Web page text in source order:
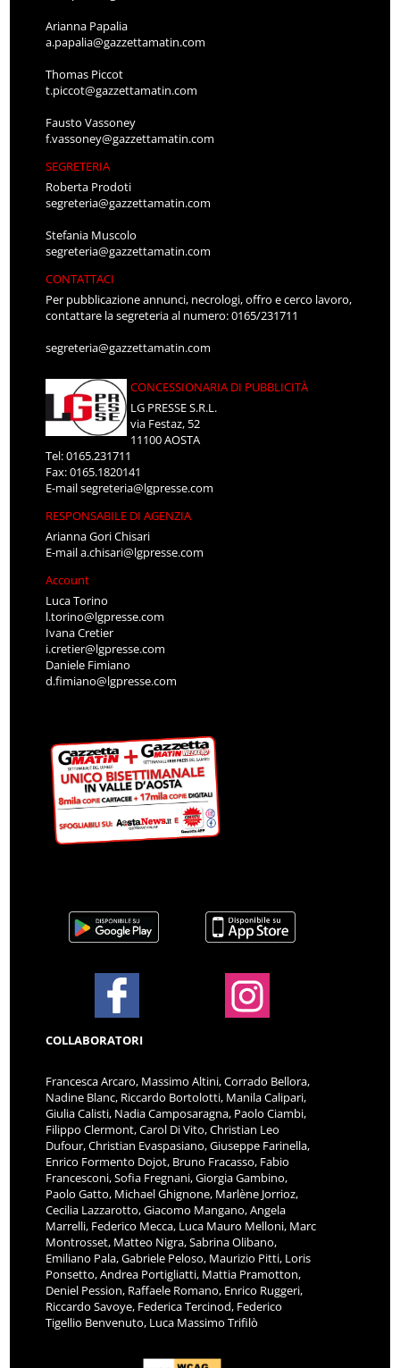
Arianna Papalia
a.papalia@gazzettamatin.com
Thomas Piccot
t.piccot@gazzettamatin.com
Fausto Vassoney
f.vassoney@gazzettamatin.com
SEGRETERIA
Roberta Prodoti
segreteria@gazzettamatin.com
Stefania Muscolo
segreteria@gazzettamatin.com
CONTATTACI
Per pubblicazione annunci, necrologi, offro e cerco lavoro,
contattare la segreteria al numero: 0165/231711
segreteria@gazzettamatin.com
CONCESSIONARIA DI PUBBLICITÀ
LG PRESSE S.R.L.
via Festaz, 52
11100 AOSTA
Tel: 0165.231711
Fax: 0165.1820141
E-mailsegreteria@lgpresse.com
RESPONSABILE DI AGENZIA
Arianna Gori Chisari
E-maila.chisari@lgpresse.com
Account
Luca Torino
l.torino@lgpresse.com
Ivana Cretier
i.cretier@lgpresse.com
Daniele Fimiano
d.fimiano@lgpresse.com
COLLABORATORI
Francesca Arcaro, Massimo Altini, Corrado Bellora,
Nadine Blanc, Riccardo Bortolotti, Manila Calipari,
Giulia Calisti, Nadia Camposaragna, Paolo Ciambi,
Filippo Clermont, Carol Di Vito, Christian Leo
Dufour, Christian Evaspasiano, Giuseppe Farinella,
Enrico Formento Dojot, Bruno Fracasso, Fabio
Francesconi, Sofia Fregnani, Giorgia Gambino,
Paolo Gatto, Michael Ghignone, Marlène Jorrioz,
Cecilia Lazzarotto, Giacomo Mangano, Angela
Marrelli, Federico Mecca, Luca Mauro Melloni, Marc
Montrosset, Matteo Nigra, Sabrina Olibano,
Emiliano Pala, Gabriele Peloso, Maurizio Pitti, Loris
Ponsetto, Andrea Portigliatti, Mattia Pramotton,
Deniel Pession, Raffaele Romano, Enrico Ruggeri,
Riccardo Savoye, Federica Tercinod, Federico
Tigellio Benvenuto, Luca Massimo Trifilò